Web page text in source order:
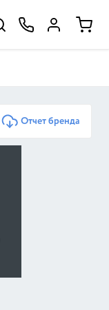
Отчет бренда